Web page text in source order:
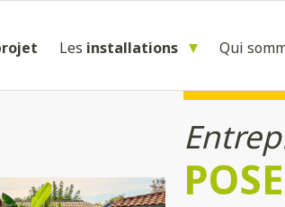
Les installations Qui